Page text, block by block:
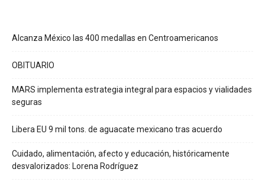
Alcanza México las 400 medallas en Centroamericanos
OBITUARIO
MARS implementa estrategia integral para espacios y vialidades
seguras
Libera EU 9 mil tons. de aguacate mexicano tras acuerdo
Cuidado, alimentación, afecto y educación, históricamente
desvalorizados: Lorena Rodríguez